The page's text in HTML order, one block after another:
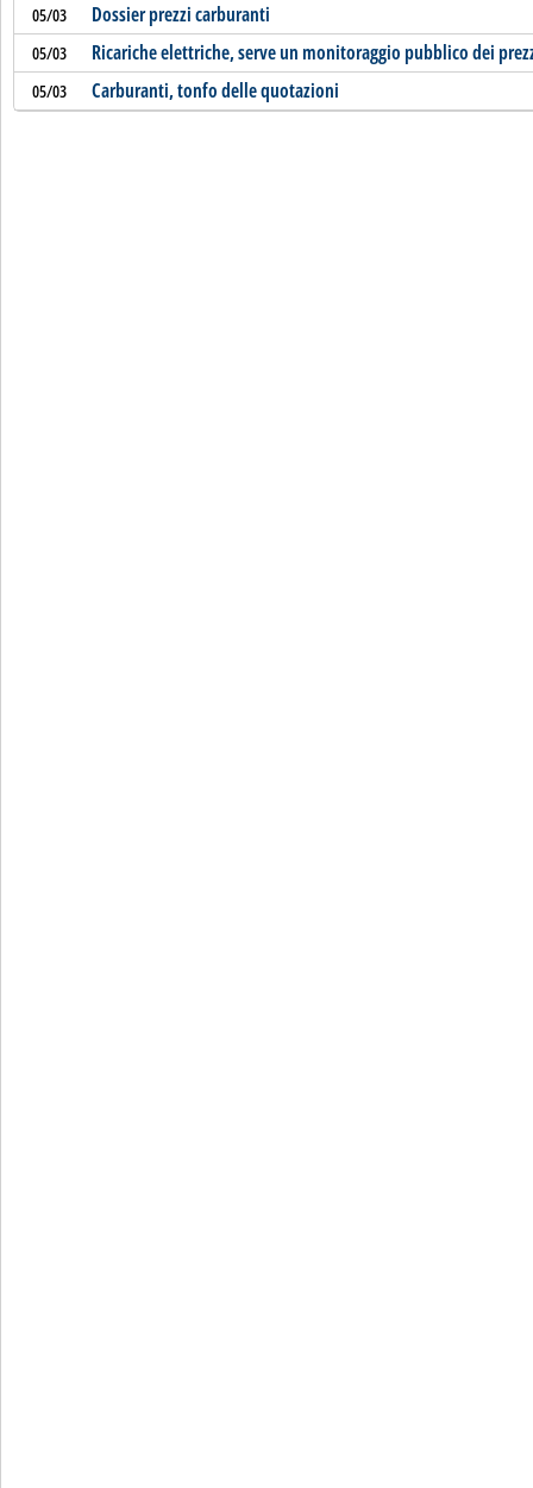
05/03 Dossier prezzi carburanti
05/03 Ricariche elettriche, serve un monitoraggio pubblico dei
05/03 Carburanti, tonfo delle quotazioni